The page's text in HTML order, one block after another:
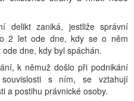
delikt zaniká, jestliže správní
2 let ode dne, kdy se o něm
dne, kdy byl spáchán.
k němuž došlo při podnikání
s ním, se vztahují
a postihu právnické osoby.